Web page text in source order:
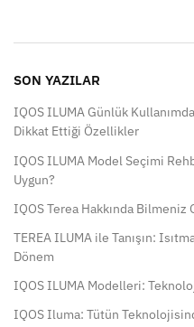
SON YAZILAR
IQOS ILUMA Günlük
Dikkat Ettiği Özellikler
IQOS ILUMA Model Seçimi
Uygun?
IQOS Terea Hakkında Bilmeniz
TEREA ILUMA ile Tanışın:
Dönem
IQOS ILUMA Modelleri:
IQOS Iluma: Tütün